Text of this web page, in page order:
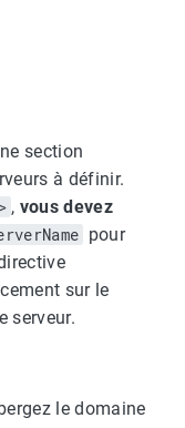
section
à définir.
, vous devez
pour
sur le
serveur.
le domaine